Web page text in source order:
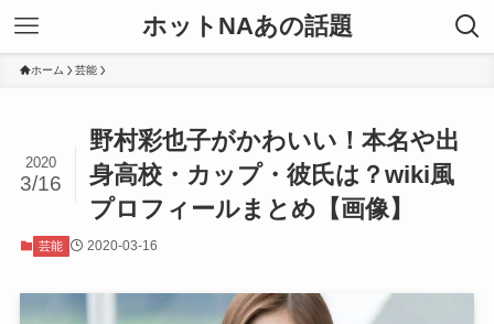
ホットNAあの話題
ホーム 芸能
野村彩也子がかわいい！本名や出
身高校・カップ・彼氏は？wiki風
プロフィールまとめ【画像】
2020
3/16
芸能 2020-03-16